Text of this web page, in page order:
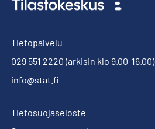
Tietopalvelu
029 551 2220 (arkisin klo 9.00-16.00)
info@stat.fi
Tietosuojaseloste